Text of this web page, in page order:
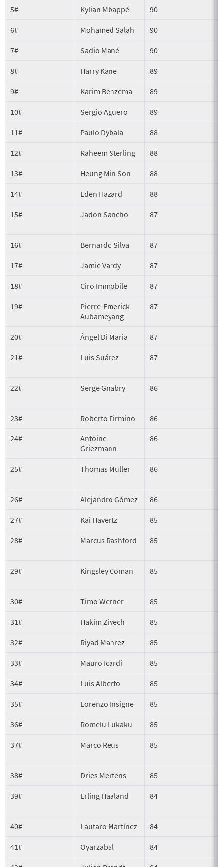
5# Kylian Mbappé 90
6# Mohamed Salah 90
7# Sadio Mané 90
8# Harry Kane 89
9# Karim Benzema 89
10# Sergio Aguero 89
11# Paulo Dybala 88
12# Raheem Sterling 88
13# Heung Min Son 88
14# Eden Hazard 88
15# Jadon Sancho 87
16# Bernardo Silva 87
17# Jamie Vardy 87
18# Ciro Immobile 87
19#
Pierre-Emerick
Aubameyang
87
20# Ángel Di Maria 87
21# Luis Suárez 87
22# Serge Gnabry 86
23# Roberto Firmino 86
24#
Antoine
Griezmann
86
25# Thomas Muller 86
26# Alejandro Gómez 86
27# Kai Havertz 85
28# Marcus Rashford 85
29# Kingsley Coman 85
30# Timo Werner 85
31# Hakim Ziyech 85
32# Riyad Mahrez 85
33# Mauro Icardi 85
34# Luis Alberto 85
35# Lorenzo Insigne 85
36# Romelu Lukaku 85
37# Marco Reus 85
38# Dries Mertens 85
39# Erling Haaland 84
40# Lautaro Martínez 84
41# Oyarzabal 84